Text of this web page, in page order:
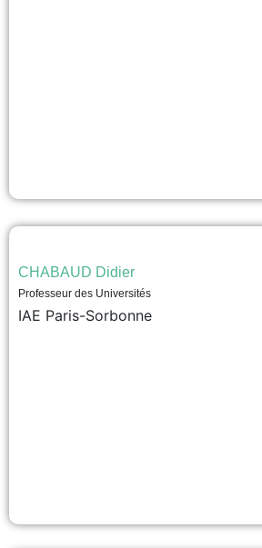
CHABAUD Didier
Professeur des Universités
IAE Paris-Sorbonne